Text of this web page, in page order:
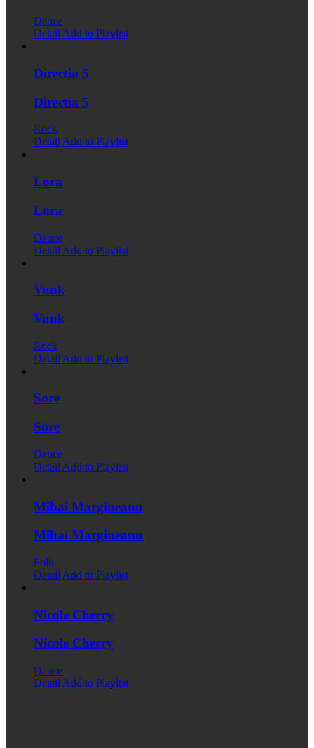
Dance
Detail Add to Playlist
Directia 5
Directia 5
Rock
DetailAdd to Playlist
Lora
Lora
Dance
Detail Add to Playlist
Vunk
Vunk
Rock
Detail Add to Playlist
Sore
Sore
Dance
Detail Add to Playlist
Mihai Margineanu
Mihai Margineanu
Folk
Detail Add to Playlist
Nicole Cherry
Nicole Cherry
Dance
Detail Add to Playlist